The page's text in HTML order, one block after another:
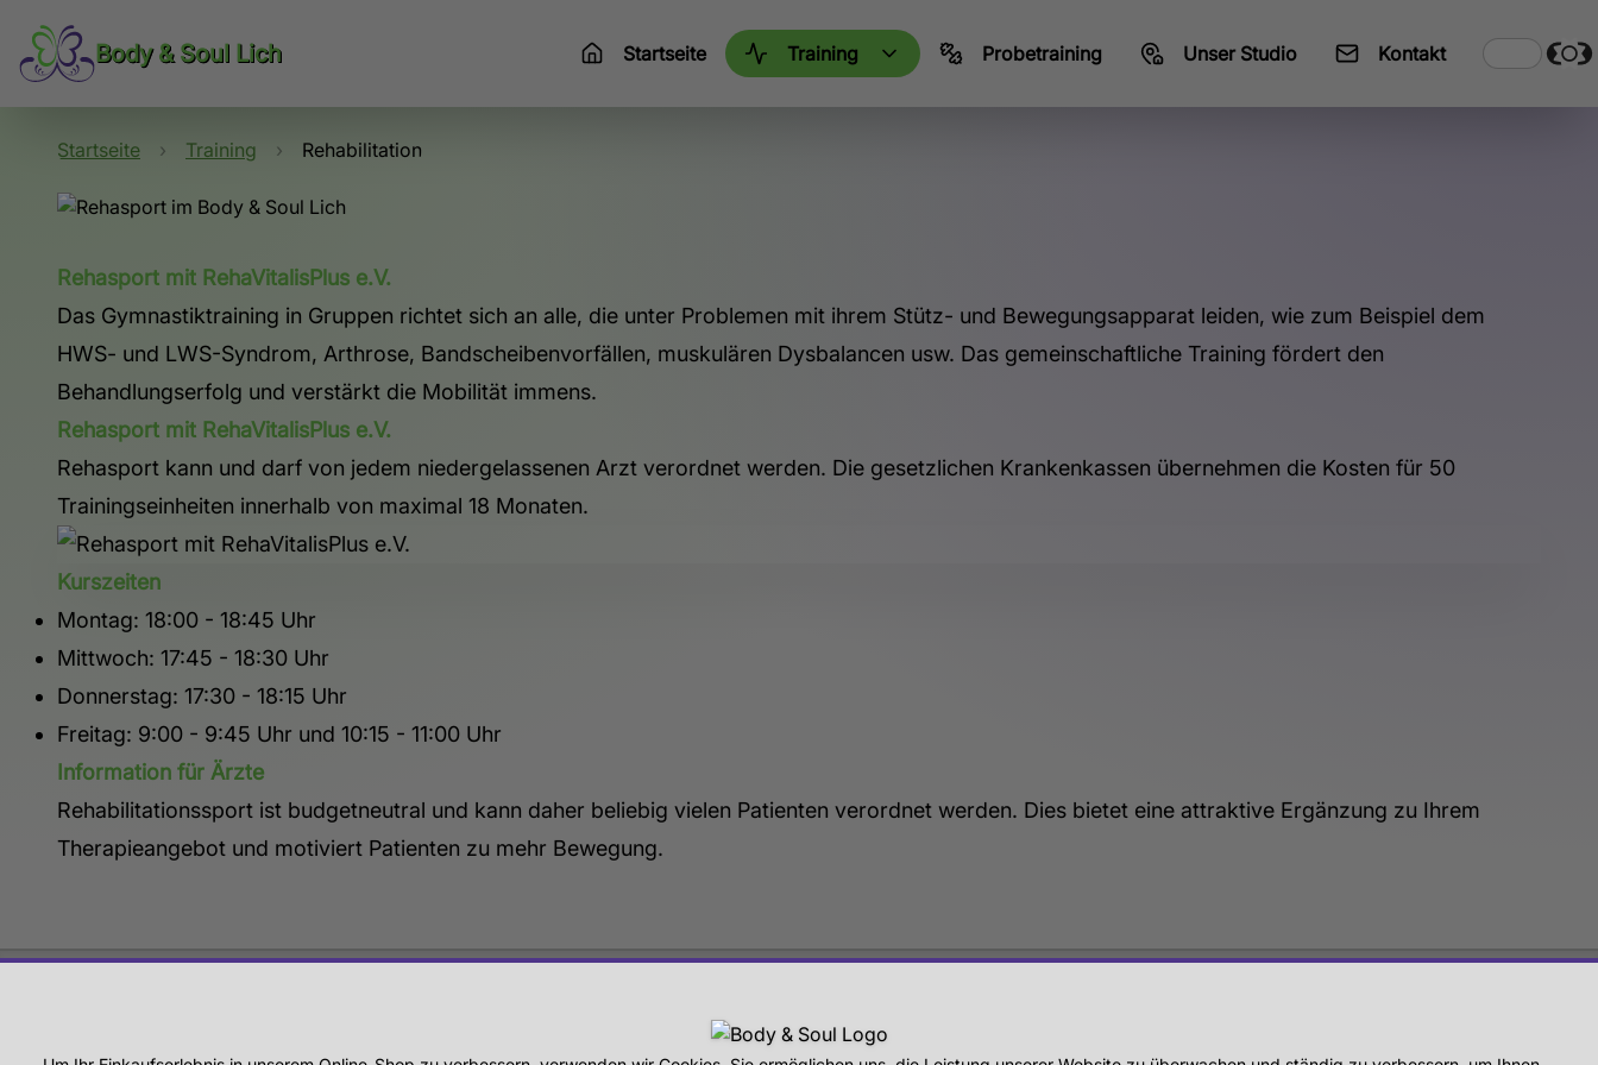
Body & Soul Lich Startseite Training Probetraining Unser Studio Kontakt
Startseite › Training › Rehabilitation
Rehasport mit RehaVitalisPlus e.V.
Das Gymnastiktraining in Gruppen richtet sich an alle, die unter Problemen mit ihrem Stütz- und Bewegungsapparat leiden, wie zum Beispiel dem
HWS- und LWS-Syndrom, Arthrose, Bandscheibenvorfällen, muskulären Dysbalancen usw. Das gemeinschaftliche Training fördert den
Behandlungserfolg und verstärkt die Mobilität immens.
Rehasport mit RehaVitalisPlus e.V.
Rehasport kann und darf von jedem niedergelassenen Arzt verordnet werden. Die gesetzlichen Krankenkassen übernehmen die Kosten für 50
Trainingseinheiten innerhalb von maximal 18 Monaten.
Kurszeiten
Montag: 18:00 - 18:45 Uhr
Mittwoch: 17:45 - 18:30 Uhr
Donnerstag: 17:30 - 18:15 Uhr
Freitag: 9:00 - 9:45 Uhr und 10:15 - 11:00 Uhr
Information für Ärzte
Rehabilitationssport ist budgetneutral und kann daher beliebig vielen Patienten verordnet werden. Dies bietet eine attraktive Ergänzung zu Ihrem
Therapieangebot und motiviert Patienten zu mehr Bewegung.